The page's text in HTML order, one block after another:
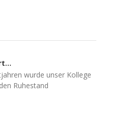
wurde unser Kollege
Ruhestand